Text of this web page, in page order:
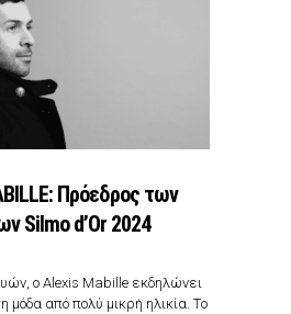
Πρόεδρος των
Silmo d’Or 2024
ο Alexis Mabille εκδηλώνει
μόδα από πολύ μικρή ηλικία. Tο